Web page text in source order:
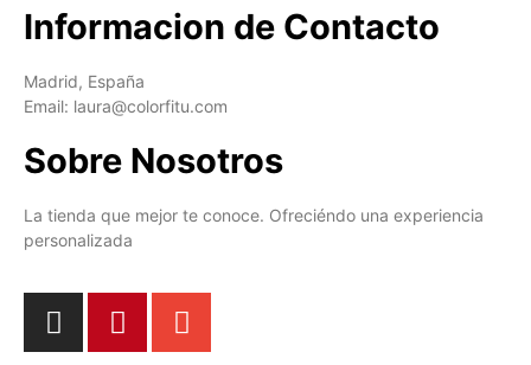
Informacion de Contacto
Madrid, España
Email: laura@colorfitu.com
Sobre Nosotros
La tienda que mejor te conoce. Ofreciéndo una experiencia
personalizada